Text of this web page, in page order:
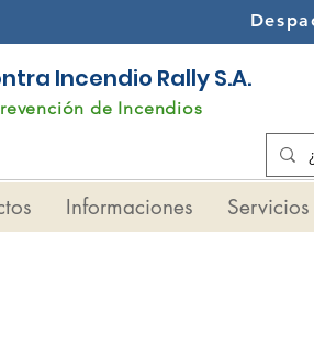
Incendio Rally S.A.
de Incendios
Informaciones Servicios